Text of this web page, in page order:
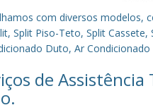
com diversos modelos,
Split Piso-Teto, Split
Duto, Ar Condicionado
de